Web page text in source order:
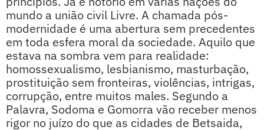
mundo a união civil Livre. A chamada pós-
modernidade é uma abertura sem precedentes
em toda esfera moral da sociedade. Aquilo que
estava na sombra vem para realidade:
homossexualismo, lesbianismo, masturbação,
prostituição sem fronteiras, violências, intrigas,
corrupção, entre muitos males. Segundo a
Palavra, Sodoma e Gomorra vão receber menos
rigor no juízo do que as cidades de Betsaida,